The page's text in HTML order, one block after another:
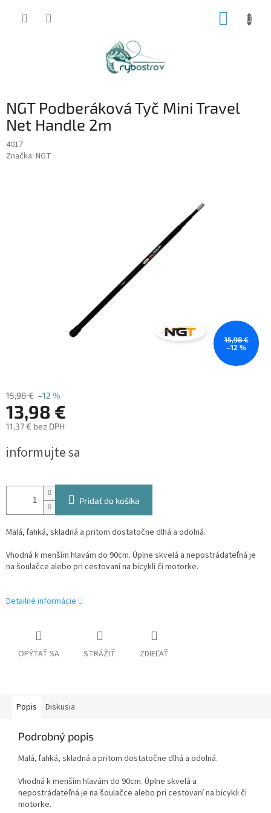
NGT Podberáková Tyč Mini Travel
Net Handle 2m
4017
Značka: NGT
15,98 €
–12 %
15,98 € –12 %
13,98 €
11,37 € bez DPH
cena:
informujte sa
Pridať do košíka
Malá, ľahká, skladná a pritom dostatočne dlhá a odolná.
Vhodná k menším hlavám do 90cm. Úplne skvelá a nepostrádateľná je
na šoulačce alebo pri cestovaní na bicykli či motorke.
Detailné informácie
OPÝTAŤ SA STRÁŽIŤ ZDIEĽAŤ
Popis Diskusia
Podrobný popis
Malá, ľahká, skladná a pritom dostatočne dlhá a odolná.
Vhodná k menším hlavám do 90cm. Úplne skvelá a
nepostrádateľná je na šoulačce alebo pri cestovaní na bicykli či
motorke.